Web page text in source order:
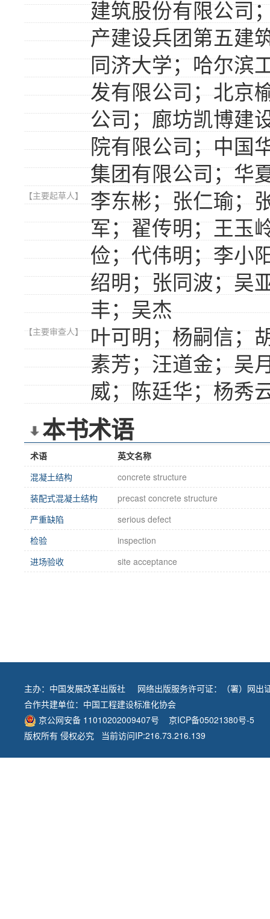
建筑股份有限公司
产建设兵团第五建
同济大学；哈尔滨
发有限公司；北京
公司；廊坊凯博建
院有限公司；中国
集团有限公司；华
【主要起草人】
李东彬；张仁瑜；
军；翟传明；王玉
俭；代伟明；李小
绍明；张同波；吴
丰；吴杰
【主要审查人】
叶可明；杨嗣信；
素芳；汪道金；吴
威；陈廷华；杨秀
本书术语
术语
英文名称
混凝土结构
concrete structure
装配式混凝土结构
precast concrete structure
严重缺陷
serious defect
检验
inspection
进场验收
site acceptance
主办： 中国发展改革出版社
网络出版服务许可证：（署）网出
合作共建单位： 中国工程建设标准化协会
京公网安备 11010202009407号
京ICP备05021380号-5
版权所有 侵权必究 当前访问IP:216.73.216.139